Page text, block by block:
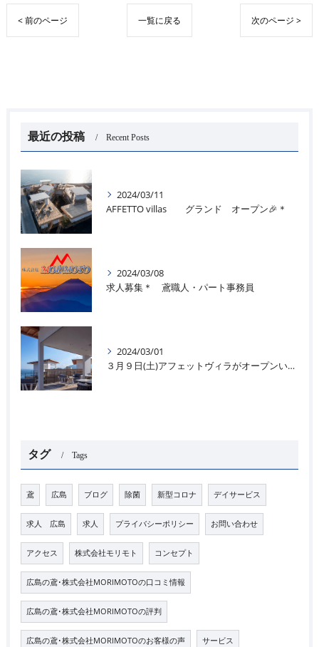
< 前のページ 一覧に戻る 次のページ >
最近の投稿 Recent Posts
2024/03/11
AFFETTO villas グランド オープン🎉＊
2024/03/08
求人募集＊ 鳶職人・パート事務員
2024/03/01
３月９日(土)アフェットヴィラがオープンいたします＊🌊
タグ Tags
鳶 広島 ブログ 除菌 新型コロナ デイサービス
求人 広島 求人 プライバシーポリシー お問い合わせ
アクセス 株式会社モリモト コンセプト
広島の鳶･株式会社MORIMOTOの口コミ情報
広島の鳶･株式会社MORIMOTOの評判
広島の鳶･株式会社MORIMOTOのお客様の声 サービス